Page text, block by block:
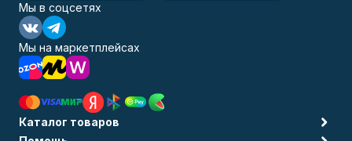
Мы в соцсетях
Мы на маркетплейсах
Каталог товаров